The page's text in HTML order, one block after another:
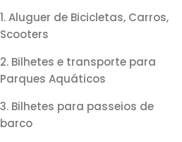
Aluguer de Bicicletas, Carros,
Scooters
Bilhetes e transporte para
Parques Aquáticos
Bilhetes para passeios de
barco